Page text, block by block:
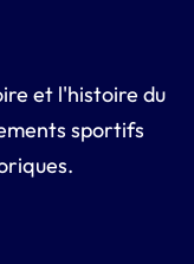
et l'histoire du
sportifs